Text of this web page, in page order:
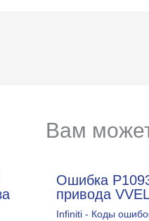
Вам
Ошибка
привода
Infiniti - Коды